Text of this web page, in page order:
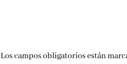
Los campos obligatorios están